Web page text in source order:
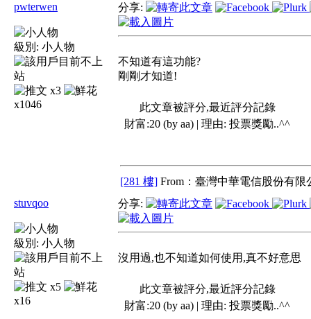
pwterwen
級別: 小人物
x3
x1046
分享:
不知道有這功能?
剛剛才知道!
此文章被評分,最近評分記錄
財富:20 (by aa) | 理由: 投票獎勵..^^
[281 樓] From：臺灣中華電信股份有限
stuvqoo
級別: 小人物
x5
x16
分享:
沒用過,也不知道如何使用,真不好意思
此文章被評分,最近評分記錄
財富:20 (by aa) | 理由: 投票獎勵..^^